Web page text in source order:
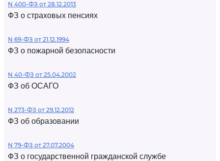
N 400-ФЗ от 28.12.2013
ФЗ о страховых пенсиях
N 69-ФЗ от 21.12.1994
ФЗ о пожарной безопасности
N 40-ФЗ от 25.04.2002
ФЗ об ОСАГО
N 273-ФЗ от 29.12.2012
ФЗ об образовании
N 79-ФЗ от 27.07.2004
ФЗ о государственной гражданской службе